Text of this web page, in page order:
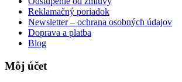
Reklamačný poriadok
Newsletter – ochrana osobných údajov
Doprava a platba
Blog
Môj účet